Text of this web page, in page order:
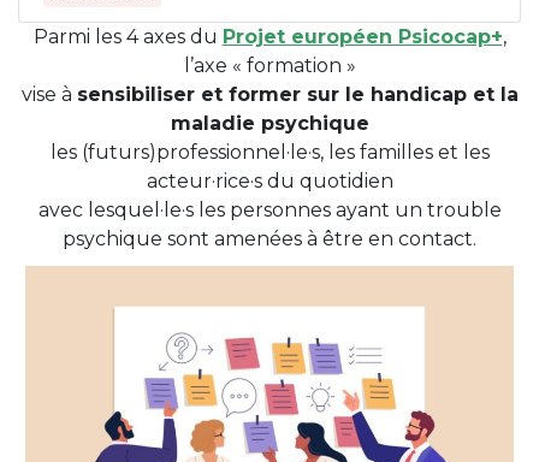
Parmi les 4 axes du Projet européen Psicocap+,
l’axe « formation »
vise à sensibiliser et former sur le handicap et la
maladie psychique
les (futurs)professionnel·le·s, les familles et les
acteur·rice·s du quotidien
avec lesquel·le·s les personnes ayant un trouble
psychique sont amenées à être en contact.